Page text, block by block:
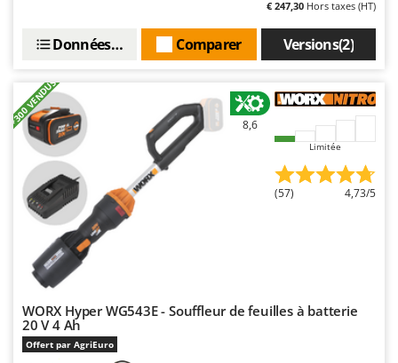
€ 247,30 Hors taxes (HT)
Versions(2)
Comparer
Données techniques
+300 VENDUS 8,6
Limitée
(57) 4,73/5
WORX Hyper WG543E - Souffleur de feuilles à batterie
20 V 4 Ah
Offert par AgriEuro